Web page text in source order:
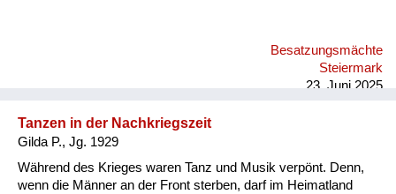
Besatzungsmächte
Steiermark
23. Juni 2025
Tanzen in der Nachkriegszeit
Gilda P., Jg. 1929
Während des Krieges waren Tanz und Musik verpönt. Denn,
wenn die Männer an der Front sterben, darf im Heimatland